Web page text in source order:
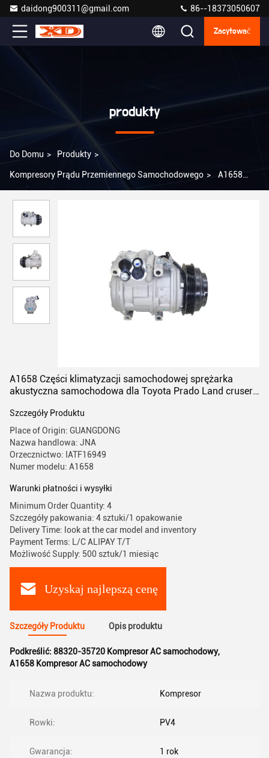
daidong900311@gmail.com 86--18373050607
Zacytować
produkty
Do Domu > Produkty >
Kompresory Prądu Przemiennego Samochodowego > A1658
samochodowa dla Toyota Prado Land cruser 3400 VZJ95 88320-
35720
A1658 Części klimatyzacji samochodowej sprężarka
akustyczna samochodowa dla Toyota Prado Land cruser
Szczegóły Produktu
Place of Origin: GUANGDONG
Nazwa handlowa: JNA
Orzecznictwo: IATF16949
Numer modelu: A1658
Warunki płatności i wysyłki
Minimum Order Quantity: 4
Szczegóły pakowania: 4 sztuki/1 opakowanie
Delivery Time: look at the car model and inventory
Payment Terms: L/C ALIPAY T/T
Możliwość Supply: 500 sztuk/1 miesiąc
Uzyskaj najlepszą cenę
Szczegóły Produktu Opis produktu
Podkreślić: 88320-35720 Kompresor AC samochodowy,
A1658 Kompresor AC samochodowy
Nazwa produktu: Kompresor
Rowki: PV4
Gwarancja: 1 rok